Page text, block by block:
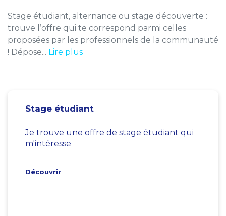
Stage étudiant, alternance ou stage découverte :
trouve l’offre qui te correspond parmi celles
proposées par les professionnels de la communauté
! Dépose... Lire plus
Stage étudiant
Je trouve une offre de stage étudiant qui
m'intéresse
Découvrir